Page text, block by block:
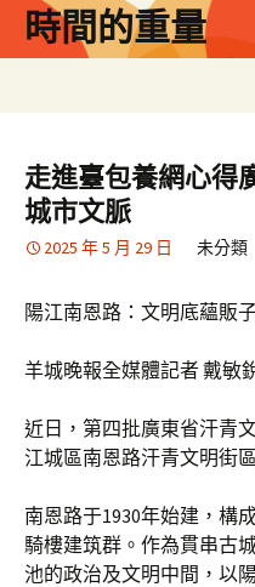
時間的重量
走進臺包養網心得
城市文脈
2025 年 5 月 29 日 未分類
陽江南恩路：文明底蘊販
羊城晚報全媒體記者 戴敏
近日，第四批廣東省汗青
江城區南恩路汗青文明街
南恩路于1930年始建，構
騎樓建筑群。作為貫串古
池的政治及文明中間，以